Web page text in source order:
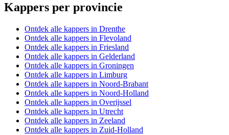
Kappers per provincie
Ontdek alle kappers in Drenthe
Ontdek alle kappers in Flevoland
Ontdek alle kappers in Friesland
Ontdek alle kappers in Gelderland
Ontdek alle kappers in Groningen
Ontdek alle kappers in Limburg
Ontdek alle kappers in Noord-Brabant
Ontdek alle kappers in Noord-Holland
Ontdek alle kappers in Overijssel
Ontdek alle kappers in Utrecht
Ontdek alle kappers in Zeeland
Ontdek alle kappers in Zuid-Holland